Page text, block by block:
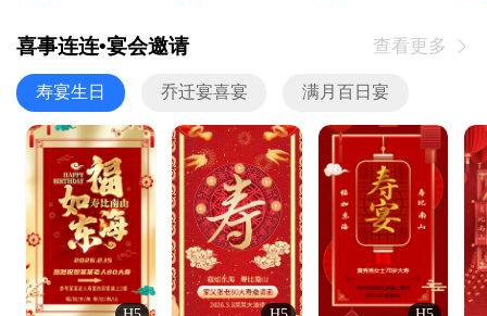
喜事连连•宴会邀请 查看更多 
寿宴生日 乔迁宴喜宴 满月百日宴